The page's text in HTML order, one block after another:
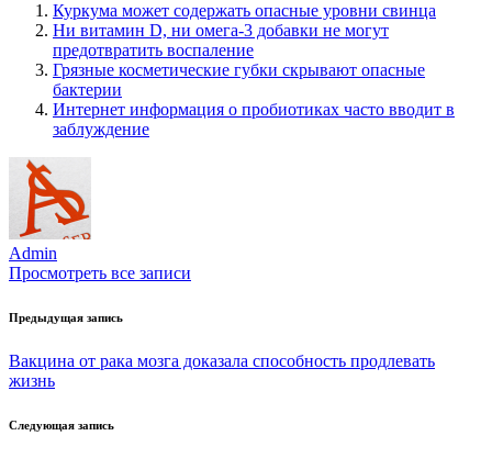
Куркума может содержать опасные уровни свинца
Ни витамин D, ни омега-3 добавки не могут
предотвратить воспаление
Грязные косметические губки скрывают опасные
бактерии
Интернет информация о пробиотиках часто вводит в
заблуждение
Admin
Просмотреть все записи
Навигация
по
записям
Предыдущая запись
Вакцина от рака мозга доказала способность продлевать
жизнь
Следующая запись